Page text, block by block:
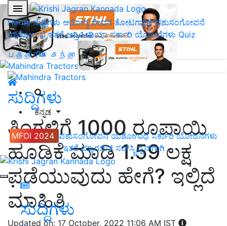
Home ಸುದ್ದಿಗಳು ಆರೋಗ್ಯ ಜೀವನ ತೋಟಗಾರಿಕೆಪಶುಸಂಗೋಪನೆ
ಯಶೋಗಾಥೆ ಇತರೆ ಅಗ್ರಿಪೀಡಿಯಾ ಸರ್ಕಾರಿ ಯೋಜನೆಗಳು Quiz
பத்திரிகை சந்தா
ಕನ್ನಡ
MFOI 2024 ಪಶುಸಂಗೋಪನೆ ಯಶೋಗಾಥೆ ಸರ್ಕಾರಿ ಯೋಜನೆಗಳು
ಇತರೆ ಮ್ಯಾಗಜಿನ್‌ ಸಬ್‌ಸ್ಕ್ರಿಪ್ಷನ್‌ಗಾಗಿ
ಸುದ್ದಿಗಳು
ಸುದ್ದಿಗಳು
ತಿಂಗಳಿಗೆ 1000 ರೂಪಾಯಿ
ಹೂಡಿಕೆ ಮಾಡಿ 1.59 ಲಕ್ಷ
ಪಡೆಯುವುದು ಹೇಗೆ? ಇಲ್ಲಿದೆ
ಮಾಹಿತಿ
Updated on: 17 October, 2022 11:06 AM IST